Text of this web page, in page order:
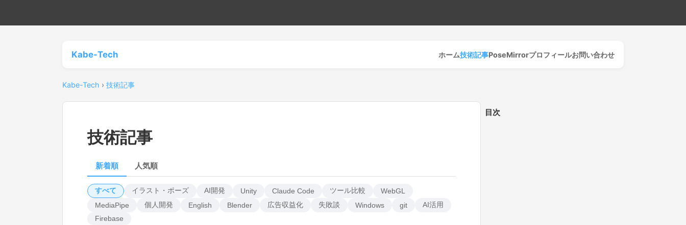
Kabe-Tech ホーム技術記事PoseMirrorプロフィールお問い合わせ
Kabe-Tech › 技術記事
技術記事
新着順 人気順
すべて イラスト・ポーズ AI開発 Unity Claude Code ツール比較
WebGL
MediaPipe
個人開発 English Blender 広告収益化 失敗談 Windows git
AI活用
Firebase
目次